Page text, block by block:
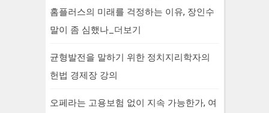
홈플러스의 미래를 걱정하는 이유, 장인수
말이 좀 심했나_더보기
균형발전을 말하기 위한 정치지리학자의
헌법 경제장 강의
오페라는 고용보험 없이 지속 가능한가, 여